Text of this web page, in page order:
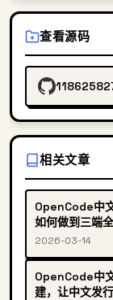
查看源码
相关文章
OpenCode中
如何做到三端
2026-03-14
OpenCode中
建，让中文发